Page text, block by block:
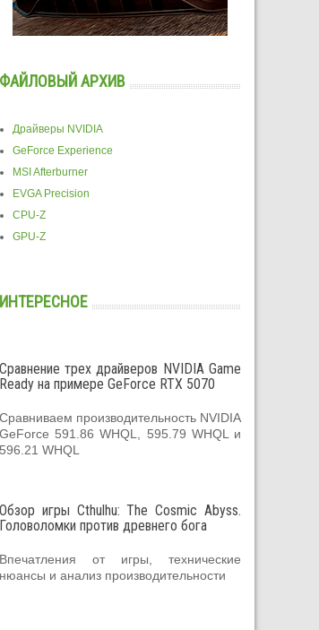
ФАЙЛОВЫЙ АРХИВ
Драйверы NVIDIA
GeForce Experience
MSI Afterburner
EVGA Precision
CPU-Z
GPU-Z
ИНТЕРЕСНОЕ
Сравнение трех драйверов NVIDIA Game
Ready на примере GeForce RTX 5070
Сравниваем производительность NVIDIA
GeForce 591.86 WHQL, 595.79 WHQL и
596.21 WHQL
Обзор игры Cthulhu: The Cosmic Abyss.
Головоломки против древнего бога
Впечатления от игры, технические
нюансы и анализ производительности